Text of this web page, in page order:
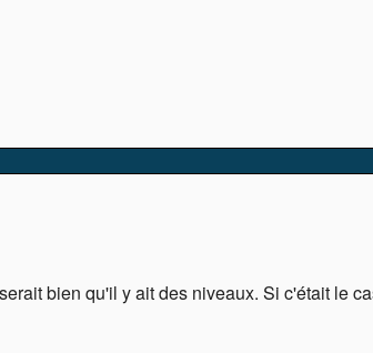
bien qu'il y ait des niveaux. Si c'était le